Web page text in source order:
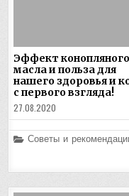
Эффект конопляного
масла и польза для
нашего здоровья и
с первого взгляда!
27.08.2020
Posted
Советы и